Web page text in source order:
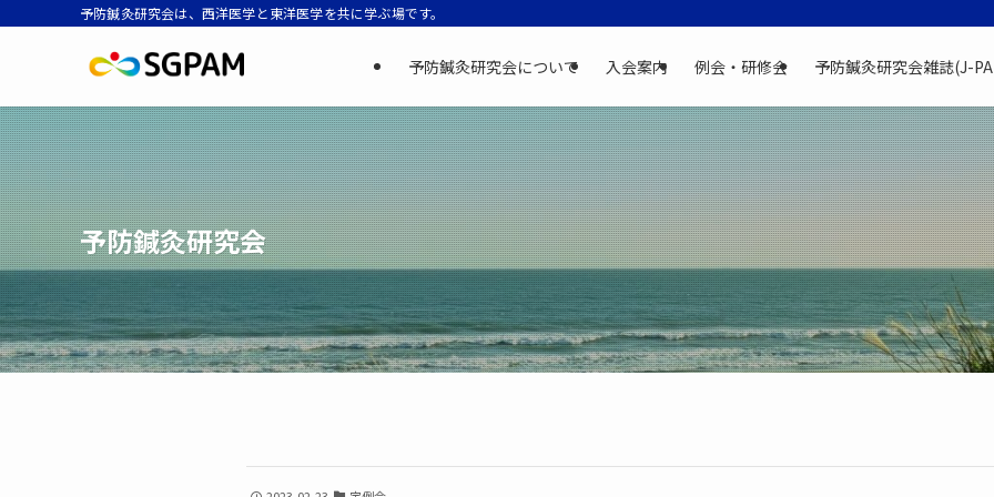
予防鍼灸研究会は、西洋医学と東洋医学を共に学ぶ場です。
予防鍼灸研究会について 入会案内 例会・研修会 予防鍼灸研究会雑誌(J-
予防鍼灸研究会